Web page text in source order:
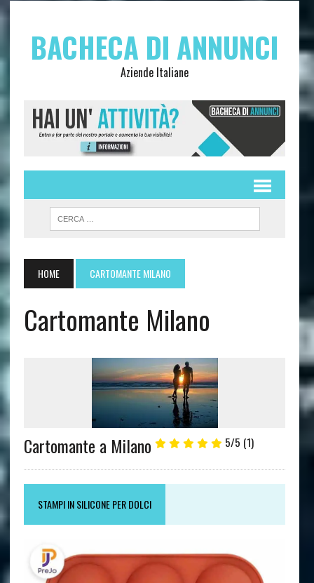
BACHECA DI ANNUNCI
Aziende Italiane
HOME CARTOMANTE MILANO
Cartomante Milano
Cartomante a Milano 5/5 (1)
STAMPI IN SILICONE PER DOLCI